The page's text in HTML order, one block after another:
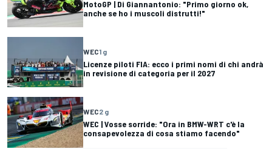
MotoGP | Di Giannantonio: "Primo giorno ok,
anche se ho i muscoli distrutti!"
WEC1 g
Licenze piloti FIA: ecco i primi nomi di chi andrà
in revisione di categoria per il 2027
WEC2 g
WEC | Vosse sorride: "Ora in BMW-WRT c'è la
consapevolezza di cosa stiamo facendo"